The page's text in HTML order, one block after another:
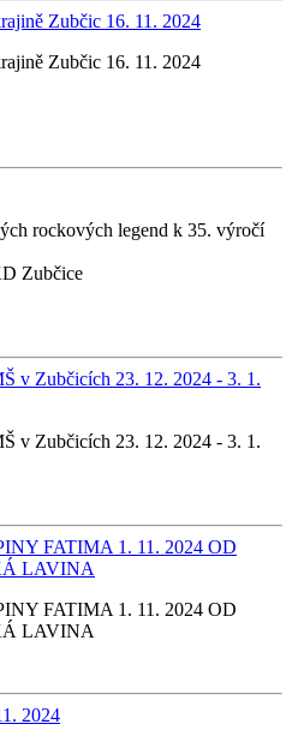
Zubčic 16. 11. 2024
Zubčic 16. 11. 2024
rockových legend k 35. výročí
Zubčice
v Zubčicích 23. 12. 2024 - 3. 1.
v Zubčicích 23. 12. 2024 - 3. 1.
FATIMA 1. 11. 2024 OD
LAVINA
FATIMA 1. 11. 2024 OD
LAVINA
2024